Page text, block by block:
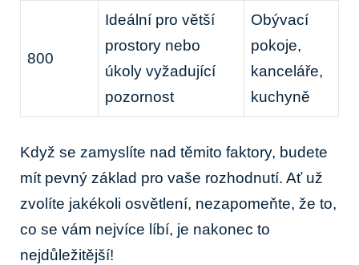
800
Ideální pro větší
prostory nebo
úkoly vyžadující
pozornost
Obývací
pokoje,
⁤kanceláře,
kuchyně
Když⁢ se zamyslíte⁤ nad těmito faktory, budete
mít pevný ‌základ pro vaše‍ rozhodnutí.⁣ Ať už⁤
zvolíte jakékoli osvětlení, nezapomeňte, že ⁤to,
co⁣ se vám nejvíce ⁤líbí, je⁣ nakonec to
nejdůležitější!